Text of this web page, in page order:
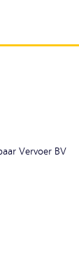
Vervoer BV